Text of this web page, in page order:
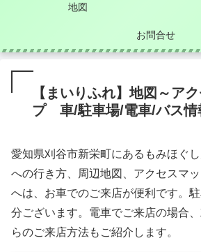
地図
お問合せ
【まいりふれ】地図～ア
プ 車/駐車場/電車/バス情
愛知県刈谷市新栄町にあるもみほぐし
への行き方、周辺地図、アクセスマ
へは、お車でのご来店が便利です。
分ございます。電車でご来店の場合
らのご来店方法もご紹介します。